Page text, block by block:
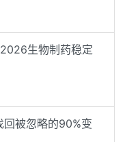
生物制药稳定
被忽略的90%变